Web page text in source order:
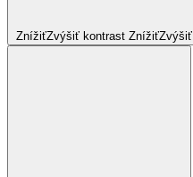
ZnížiťZvýšiť kontrast ZnížiťZvýšiť